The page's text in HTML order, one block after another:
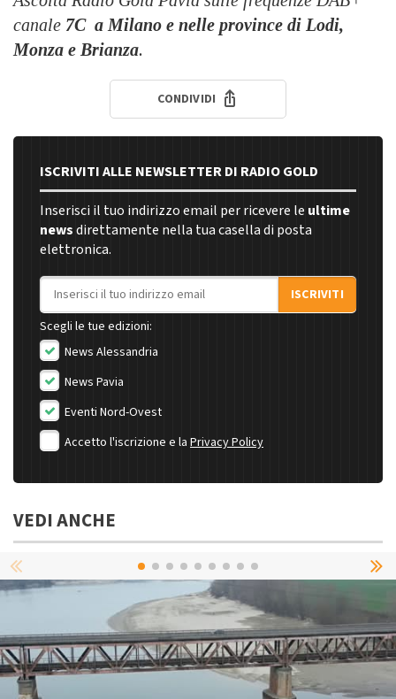
canale 7C a Milano e nelle province di Lodi,
Monza e Brianza.
CONDIVIDI
ISCRIVITI ALLE NEWSLETTER DI RADIO GOLD
Inserisci il tuo indirizzo email per ricevere le ultime
newsdirettamente nella tua casella di posta
elettronica.
Indirizzo email
ISCRIVITI
Scegli le tue edizioni:
News Alessandria
News Pavia
Eventi Nord-Ovest
Accetto l'iscrizione e la Privacy Policy
VEDI ANCHE